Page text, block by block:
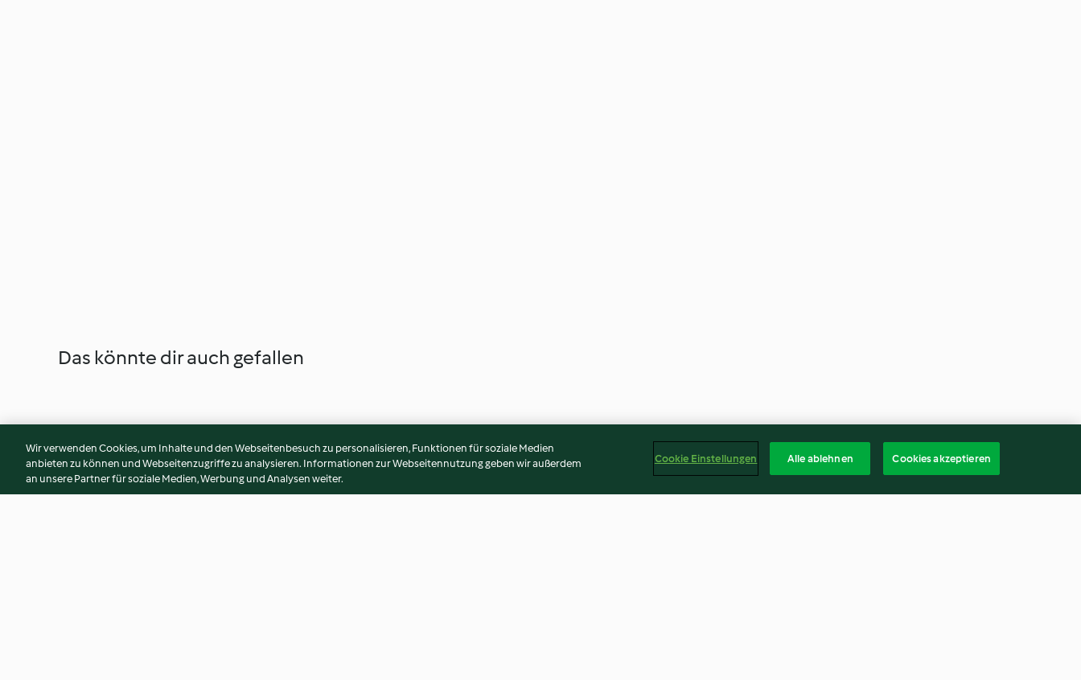
Das könnte dir auch gefallen
Wir verwenden Cookies, um Inhalte und den Webseitenbesuch zu personalisieren, Funktionen für soziale Medien
anbieten zu können und Webseitenzugriffe zu analysieren. Informationen zur Webseitennutzung geben wir außerdem
an unsere Partner für soziale Medien, Werbung und Analysen weiter.
Cookie Einstellungen Alle ablehnen Cookies akzeptieren